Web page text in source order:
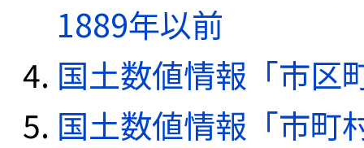
1889年以前
国土数値情報「市区
国土数値情報「市町